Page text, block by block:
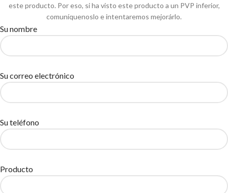
este producto. Por eso, si ha visto este producto a un PVP inferior,
comuníquenoslo e intentaremos mejorárlo.
Su nombre
Su correo electrónico
Su teléfono
Producto